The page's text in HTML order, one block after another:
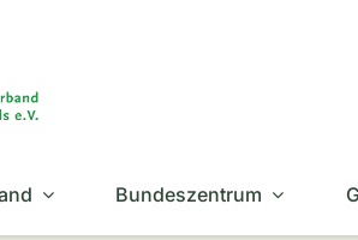
Bundeszentrum